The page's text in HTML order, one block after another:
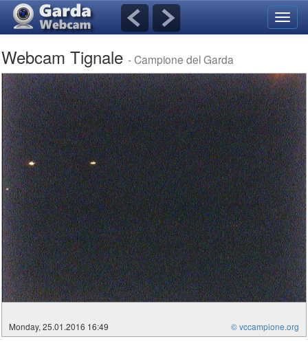
Webcam Tignale - Campione del Garda
Monday, 25.01.2016 16:49 © vccampione.org